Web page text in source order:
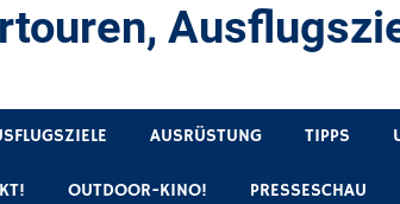
AUSRÜSTUNG TIPPS
OUTDOOR-KINO! PRESSESCHAU